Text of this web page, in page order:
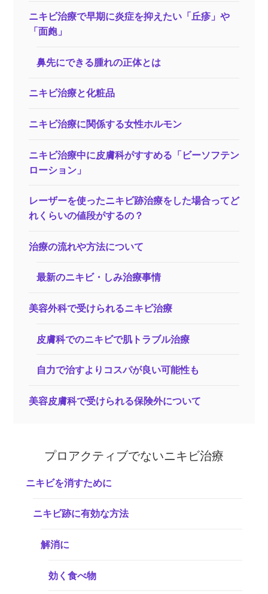
ニキビ治療で早期に炎症を抑えたい「丘疹」や
「面皰」
鼻先にできる腫れの正体とは
ニキビ治療と化粧品
ニキビ治療に関係する女性ホルモン
ニキビ治療中に皮膚科がすすめる「ビーソフテン
ローション」
レーザーを使ったニキビ跡治療をした場合ってど
れくらいの値段がするの？
治療の流れや方法について
最新のニキビ・しみ治療事情
美容外科で受けられるニキビ治療
皮膚科でのニキビで肌トラブル治療
自力で治すよりコスパが良い可能性も
美容皮膚科で受けられる保険外について
プロアクティブでないニキビ治療
ニキビを消すために
ニキビ跡に有効な方法
解消に
効く食べ物